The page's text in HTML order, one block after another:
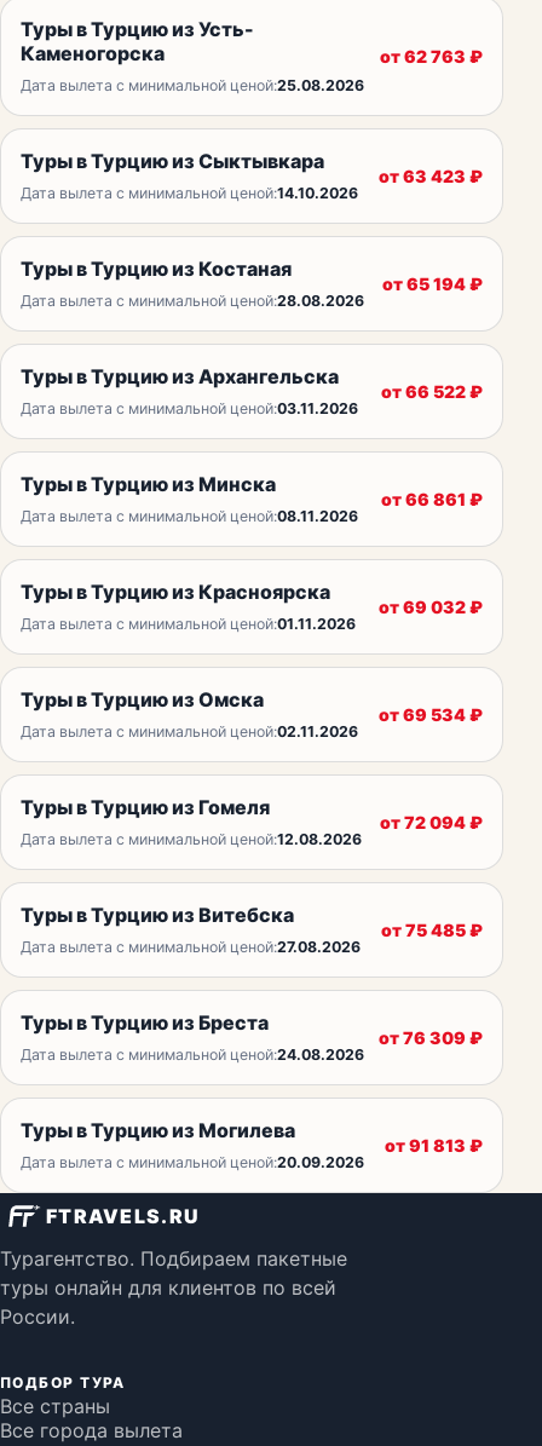
Туры в Турцию из Усть-
Каменогорска
Дата вылета с минимальной ценой:25.08.2026
от62 763 ₽
Туры в Турцию из Сыктывкара
Дата вылета с минимальной ценой:14.10.2026
от63 423 ₽
Туры в Турцию из Костаная
Дата вылета с минимальной ценой:28.08.2026
от65 194₽
Туры в Турцию из Архангельска
Дата вылета с минимальной ценой:03.11.2026
от66 522₽
Туры в Турцию из Минска
Дата вылета с минимальной ценой:08.11.2026
от66 861 ₽
Туры в Турцию из Красноярска
Дата вылета с минимальной ценой:01.11.2026
от69 032₽
Туры в Турцию из Омска
Дата вылета с минимальной ценой:02.11.2026
от69 534₽
Туры в Турцию из Гомеля
Дата вылета с минимальной ценой:12.08.2026
от72 094₽
Туры в Турцию из Витебска
Дата вылета с минимальной ценой:27.08.2026
от75 485₽
Туры в Турцию из Бреста
Дата вылета с минимальной ценой:24.08.2026
от76 309 ₽
Туры в Турцию из Могилева
Дата вылета с минимальной ценой:20.09.2026
от91 813 ₽
FTRAVELS.RU
Турагентство. Подбираем пакетные
туры онлайн для клиентов по всей
России.
ПОДБОР ТУРА
Все страны
Все города вылета